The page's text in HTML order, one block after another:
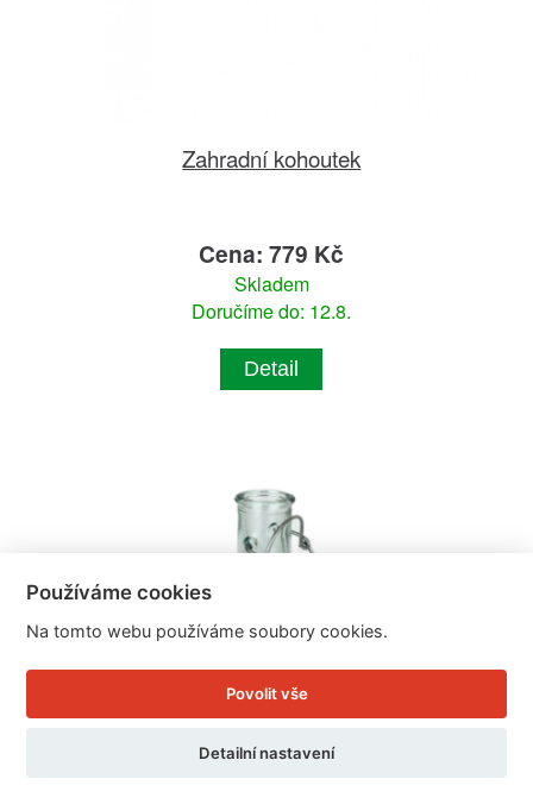
Zahradní kohoutek
Cena: 779 Kč
Skladem
Doručíme do: 12.8.
Detail
Používáme cookies
Na tomto webu používáme soubory cookies.
Povolit vše
Detailní nastavení